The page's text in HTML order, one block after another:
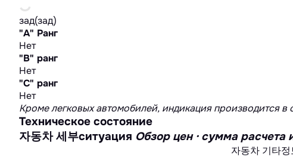
зад(зад)
"А" Ранг
Нет
"B" ранг
Нет
"C" ранг
Нет
Кроме легковых автомобилей, индикация производится
Техническое состояние
자동차 세부ситуация Обзор цен · сумма расчета
자동차 기타정